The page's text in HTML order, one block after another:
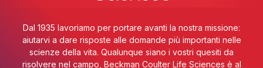
Dal 1935 lavoriamo per portare avanti la nostra missione:
aiutarvi a dare risposte alle domande più importanti nelle
scienze della vita. Qualunque siano i vostri quesiti da
risolvere nel campo, Beckman Coulter Life Sciences è al